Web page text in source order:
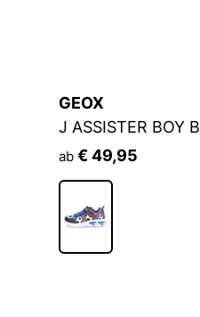
GEOX
J ASSISTER BOY B
ab € 49,95